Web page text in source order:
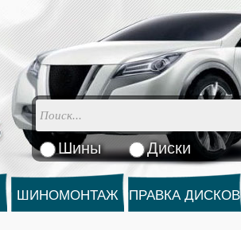
Шины Диски
ШИНОМОНТАЖ ПРАВКА ДИСКОВ